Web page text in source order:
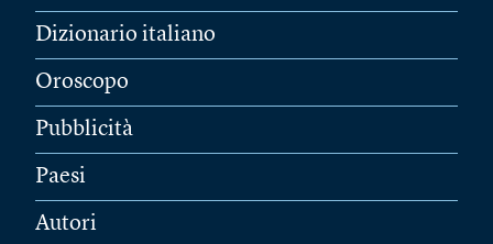
Dizionario italiano
Oroscopo
Pubblicità
Paesi
Autori